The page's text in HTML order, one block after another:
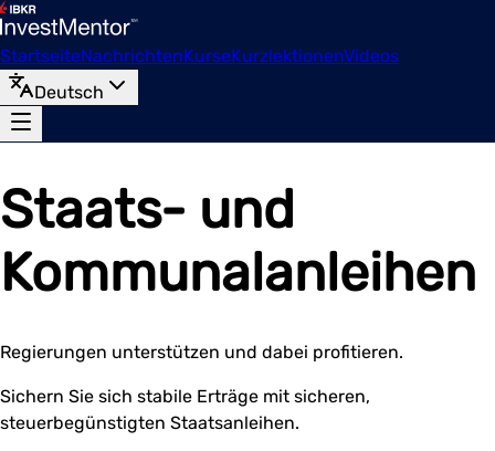
StartseiteNachrichtenKurseKurzlektionenVideos
Deutsch
Staats- und
Kommunalanleihen
Regierungen unterstützen und dabei profitieren.
Sichern Sie sich stabile Erträge mit sicheren,
steuerbegünstigten Staatsanleihen.